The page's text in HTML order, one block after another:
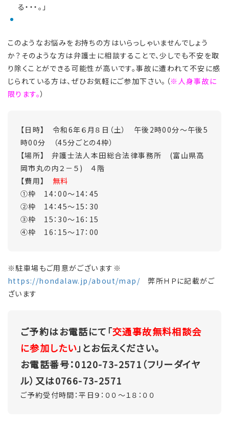
る・・・。」
このようなお悩みをお持ちの方はいらっしゃいませんでしょう
か？そのような方は弁護士に相談することで、少しでも不安を取
り除くことができる可能性が高いです。事故に遭われて不安に感
じられている方は、ぜひお気軽にご参加下さい。（※人身事故に
限ります。）
【日時】 令和6年６月８日（土） 午後2時00分～午後5
時00分 （45分ごとの4枠）
【場所】 弁護士法人本田総合法律事務所 (富山県高
岡市丸の内２－５) ４階
【費用】 無料
①枠 14：00～14：45
②枠 14：45～15：30
③枠 15：30～16：15
④枠 16：15～17：00
※駐車場もご用意がございます※
https://hondalaw.jp/about/map/ 弊所ＨＰに記載がご
ざいます
ご予約はお電話にて「交通事故無料相談会
に参加したい」とお伝えください。
お電話番号：0120-73-2571（フリーダイヤ
ル）又は0766-73-2571
ご予約受付時間：平日９：００～１８：００